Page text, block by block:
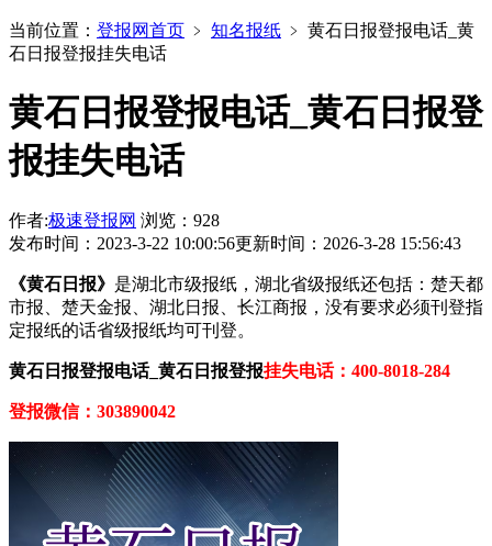
当前位置： 登报网首页 ﹥ 知名报纸 ﹥ 黄石日报登报电话_黄
石日报登报挂失电话
黄石日报登报电话_黄石日报登
报挂失电话
作者:极速登报网 浏览：928
发布时间：2023-3-22 10:00:56更新时间：2026-3-28 15:56:43
《黄石日报》 是湖北市级报纸，湖北省级报纸还包括：楚天都
市报、楚天金报、湖北日报、长江商报，没有要求必须刊登指
定报纸的话省级报纸均可刊登。
黄石日报登报电话_黄石日报登报挂失电话：400-8018-284
登报微信：303890042